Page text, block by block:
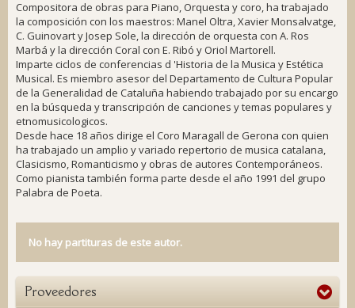
Compositora de obras para Piano, Orquesta y coro, ha trabajado
la composición con los maestros: Manel Oltra, Xavier Monsalvatge,
C. Guinovart y Josep Sole, la dirección de orquesta con A. Ros
Marbá y la dirección Coral con E. Ribó y Oriol Martorell.
Imparte ciclos de conferencias d 'Historia de la Musica y Estética
Musical. Es miembro asesor del Departamento de Cultura Popular
de la Generalidad de Cataluña habiendo trabajado por su encargo
en la búsqueda y transcripción de canciones y temas populares y
etnomusicologicos.
Desde hace 18 años dirige el Coro Maragall de Gerona con quien
ha trabajado un amplio y variado repertorio de musica catalana,
Clasicismo, Romanticismo y obras de autores Contemporáneos.
Como pianista también forma parte desde el año 1991 del grupo
Palabra de Poeta.
No hay partituras de este autor.
Proveedores